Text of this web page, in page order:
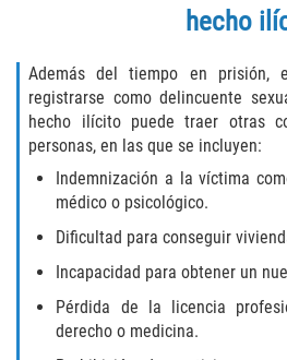
Violación de una
Sustracción de
Assault and Battery
Aggravated Trespass
Assault on a Public
hecho
Además del tiempo en
registrarse como delincuente
hecho ilícito puede traer otras
personas, en las que se incluyen:
Indemnización a la víctima
médico o psicológico.
Dificultad para conseguir
Incapacidad para obtener un
Pérdida de la licencia
derecho o medicina.